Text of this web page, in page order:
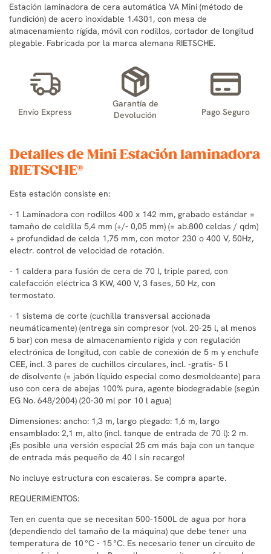
Estación laminadora de cera automática VA Mini (método de
fundición) de acero inoxidable 1.4301, con mesa de
almacenamiento rígida, móvil con rodillos, cortador de longitud
plegable. Fabricada por la marca alemana RIETSCHE.
Envío Express
Garantía de
Devolución
Pago Seguro
Detalles de Mini Estación laminadora
RIETSCHE®
Esta estación consiste en:
- 1 Laminadora con rodillos 400 x 142 mm, grabado estándar =
tamaño de celdilla 5,4 mm (+/- 0,05 mm) (= ab.800 celdas / qdm)
+ profundidad de celda 1,75 mm, con motor 230 o 400 V, 50Hz,
electr. control de velocidad de rotación.
- 1 caldera para fusión de cera de 70 l, triple pared, con
calefacción eléctrica 3 KW, 400 V, 3 fases, 50 Hz, con
termostato.
- 1 sistema de corte (cuchilla transversal accionada
neumáticamente) (entrega sin compresor (vol. 20-25 l, al menos
5 bar) con mesa de almacenamiento rígida y con regulación
electrónica de longitud, con cable de conexión de 5 m y enchufe
CEE, incl. 3 pares de cuchillos circulares, incl. -gratis- 5 l
de disolvente (= jabón líquido especial como desmoldeante) para
uso con cera de abejas 100% pura, agente biodegradable (según
EG No. 648/2004) (20-30 ml por 10 l agua)
Dimensiones: ancho: 1,3 m, largo plegado: 1,6 m, largo
ensamblado: 2,1 m, alto (incl. tanque de entrada de 70 l): 2 m.
¡Es posible una versión especial 25 cm más baja con un tanque
de entrada más pequeño de 40 l sin recargo!
No incluye estructura con escaleras. Se compra aparte.
REQUERIMIENTOS:
Ten en cuenta que se necesitan 500-1500L de agua por hora
(dependiendo del tamaño de la máquina) que debe tener una
temperatura de 10 °C - 15 °C. Es necesario tener un circuito de